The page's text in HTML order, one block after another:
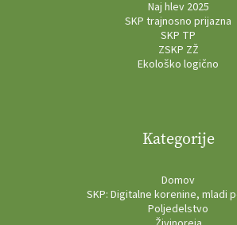
Naj hlev 2025
SKP trajnosno prijazna
SKP TP
ZSKP ZŽ
Ekološko logično
Kategorije
Domov
SKP: Digitalne korenine, mladi
Poljedelstvo